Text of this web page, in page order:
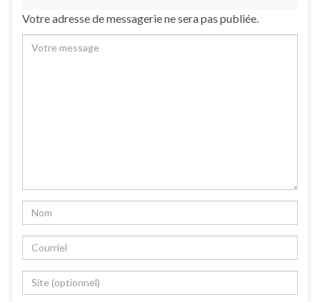
Votre adresse de messagerie ne sera pas publiée.